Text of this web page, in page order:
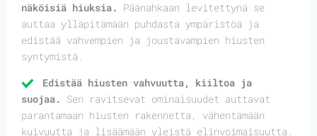
näköisiä hiuksia. Päänahkaan levitettynä se
auttaa ylläpitämään puhdasta ympäristöä ja
edistää vahvempien ja joustavampien hiusten
syntymistä.
Edistää hiusten vahvuutta, kiiltoa ja
suojaa. Sen ravitsevat ominaisuudet auttavat
parantamaan hiusten rakennetta, vähentämään
kuivuutta ja lisäämään yleistä elinvoimaisuutta.